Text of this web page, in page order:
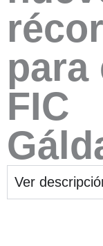
para
FIC
Ver